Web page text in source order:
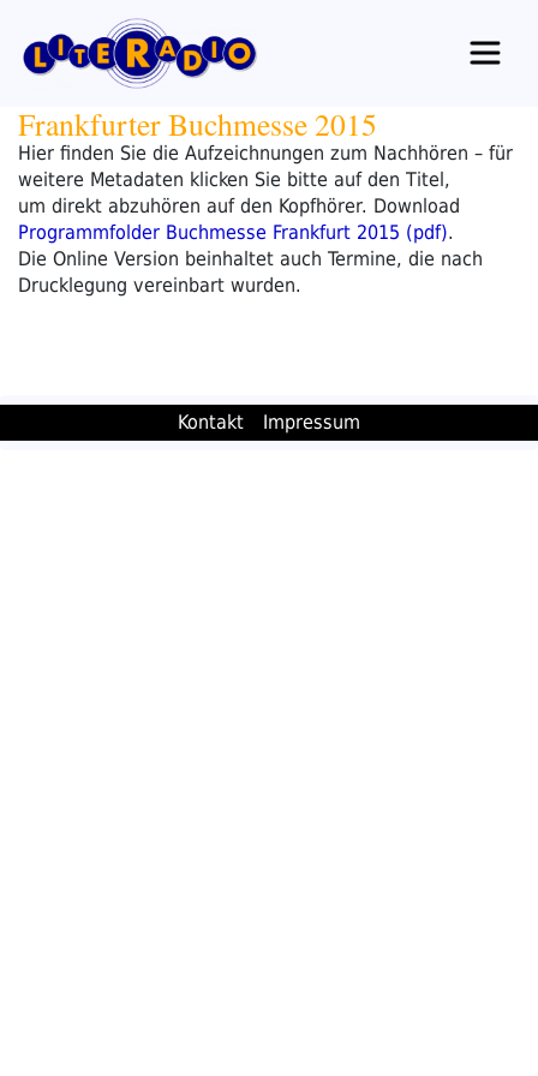
Inhalt
springen
Frankfurter Buchmesse 2015
Hier finden Sie die Aufzeichnungen zum Nachhören – für
weitere Metadaten klicken Sie bitte auf den Titel,
um direkt abzuhören auf den Kopfhörer. Download
Programmfolder Buchmesse Frankfurt 2015 (pdf).
Die Online Version beinhaltet auch Termine, die nach
Drucklegung vereinbart wurden.
Kontakt Impressum